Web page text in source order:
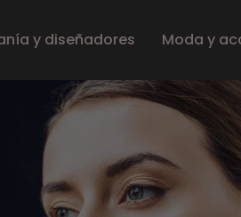
y diseñadores Moda y